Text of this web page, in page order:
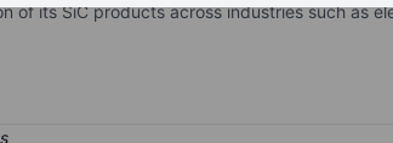
its SiC products across industries such as